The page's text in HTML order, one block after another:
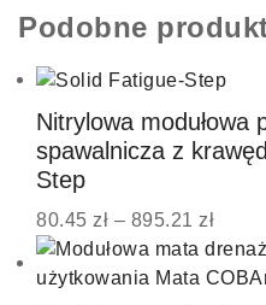
Podobne
Nitrylowa modułowa
spawalnicza z
Step
80.45 zł – 895.21 zł